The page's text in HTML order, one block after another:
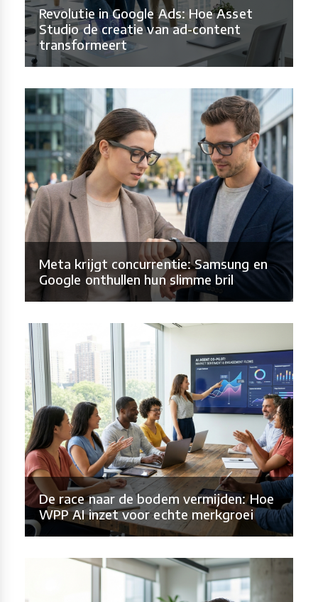
Revolutie in Google Ads: Hoe Asset
Studio de creatie van ad-content
transformeert
Meta krijgt concurrentie: Samsung en
Google onthullen hun slimme bril
De race naar de bodem vermijden: Hoe
WPP AI inzet voor echte merkgroei